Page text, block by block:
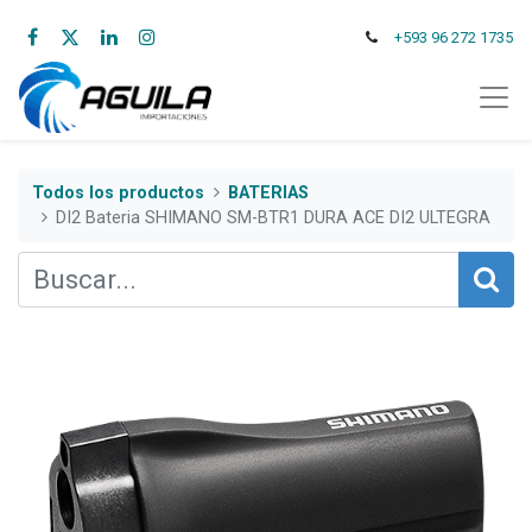
+593 96 272 1735
Todos los productos
BATERIAS
DI2 Bateria SHIMANO SM-BTR1 DURA ACE DI2 ULTEGRA